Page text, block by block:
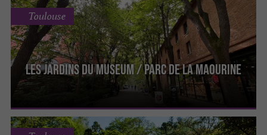
Les Jardins du Museum / Parc de la Maourine
Toulouse